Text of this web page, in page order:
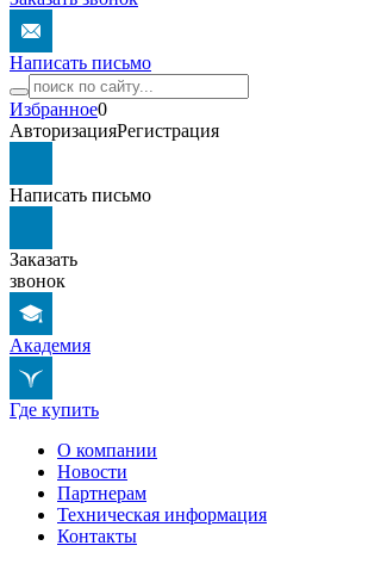
Написать письмо
Избранное0
АвторизацияРегистрация
Написать письмо
Заказать
звонок
Академия
Где купить
О компании
Новости
Партнерам
Техническая информация
Контакты